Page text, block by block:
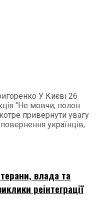
У Києві 26
"Не мовчи, полон
привернути увагу
українців,
влада та
реінтеграції